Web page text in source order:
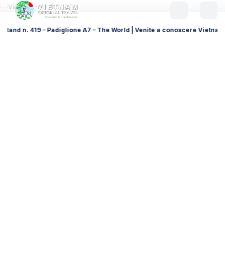
A7 – The World | Venite a conoscere Vietnam Original